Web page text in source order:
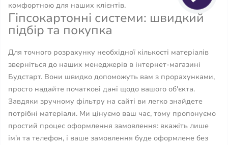
комфортною для наших клієнтів.
Гіпсокартонні системи: швидкий
підбір та покупка
Для точного розрахунку необхідної кількості матеріалів
зверніться до наших менеджерів в інтернет-магазині
Будстарт. Вони швидко допоможуть вам з прорахунками,
просто надайте початкові дані щодо вашого об'єкта.
Завдяки зручному фільтру на сайті ви легко знайдете
потрібні матеріали. Ми цінуємо ваш час, тому пропонуємо
простий процес оформлення замовлення: вкажіть лише
ім'я та телефон, і ваше замовлення буде оформлене без